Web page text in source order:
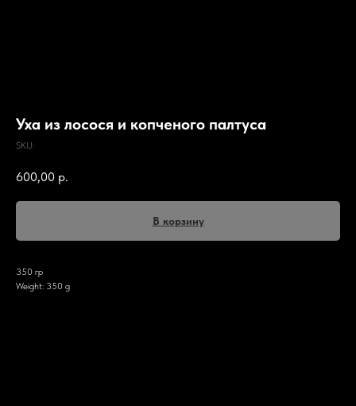
Уха из лосося и копченого палтуса
SKU:
600,00 р.
В корзину
350 гр
Weight: 350 g